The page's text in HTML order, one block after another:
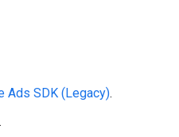
Ads SDK (Legacy).
.